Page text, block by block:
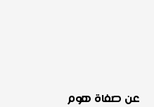
عن صفاة هوم